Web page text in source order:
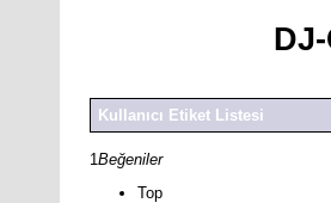
Kullanıcı Etiket Listesi
1Beğeniler
Top